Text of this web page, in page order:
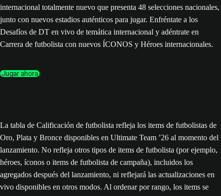
internacional totalmente nuevo que presenta 48 selecciones nacionales,
junto con nuevos estadios auténticos para jugar. Enfréntate a los
Desafíos de DT en vivo de temática internacional y adéntrate en
Carrera de futbolista con nuevos ÍCONOS y Héroes internacionales.
Jugar ahora
La tabla de Calificación de futbolista refleja los items de futbolistas de
Oro, Plata y Bronce disponibles en Ultimate Team ’26 al momento del
lanzamiento. No refleja otros tipos de items de futbolista (por ejemplo,
héroes, íconos o items de futbolista de campaña), incluidos los
agregados después del lanzamiento, ni reflejará las actualizaciones en
vivo disponibles en otros modos. Al ordenar por rango, los items se